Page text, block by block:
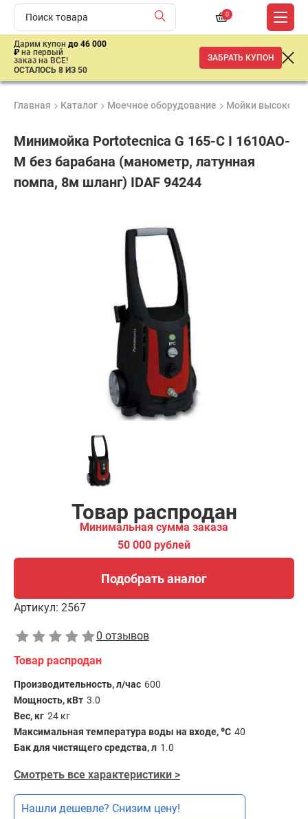
0
Дарим купон до 46 000
₽ на первый
заказ на ВСЕ!
ОСТАЛОСЬ 8 ИЗ 50
ЗАБРАТЬ КУПОН
Главная Каталог Моечное оборудование Мойки высокого
Минимойка Portotecnica G 165-C I 1610AO-
M без барабана (манометр, латунная
помпа, 8м шланг) IDAF 94244
от 2 дней
Товар распродан
Минимальная сумма заказа
50 000 рублей
Подобрать аналог
Артикул: 2567
0 отзывов
Товар распродан
Производительность, л/час 600
Мощность, кВт 3.0
Вес, кг 24 кг
Максимальная температура воды на входе, ⁰С 40
Бак для чистящего средства, л 1.0
Смотреть все характеристики >
Нашли дешевле? Снизим цену!
Подобрать аналог